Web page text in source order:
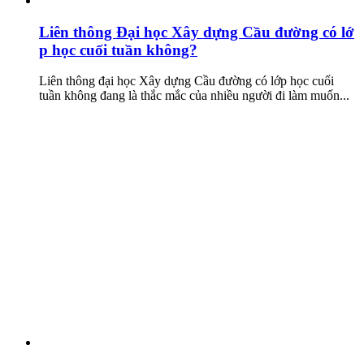
Liên thông Đại học Xây dựng Cầu đường có lớ
p học cuối tuần không?
Liên thông đại học Xây dựng Cầu đường có lớp học cuối
tuần không đang là thắc mắc của nhiều người đi làm muốn...